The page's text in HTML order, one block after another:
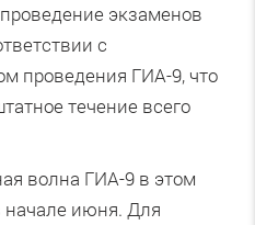
экзаменов
с
проведения ГИА-9, что
течение всего
волна ГИА-9 в этом
начале июня. Для